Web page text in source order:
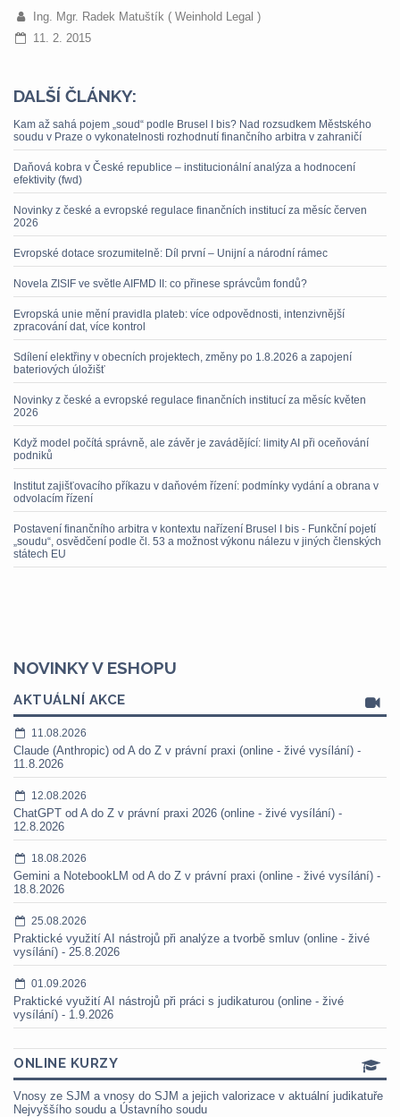
Ing. Mgr. Radek Matuštík ( Weinhold Legal )
11. 2. 2015
DALŠÍ ČLÁNKY:
Kam až sahá pojem „soud“ podle Brusel I bis? Nad rozsudkem Městského
soudu v Praze o vykonatelnosti rozhodnutí finančního arbitra v zahraničí
Daňová kobra v České republice – institucionální analýza a hodnocení
efektivity (fwd)
Novinky z české a evropské regulace finančních institucí za měsíc červen
2026
Evropské dotace srozumitelně: Díl první – Unijní a národní rámec
Novela ZISIF ve světle AIFMD II: co přinese správcům fondů?
Evropská unie mění pravidla plateb: více odpovědnosti, intenzivnější
zpracování dat, více kontrol
Sdílení elektřiny v obecních projektech, změny po 1.8.2026 a zapojení
bateriových úložišť
Novinky z české a evropské regulace finančních institucí za měsíc květen
2026
Když model počítá správně, ale závěr je zavádějící: limity AI při oceňování
podniků
Institut zajišťovacího příkazu v daňovém řízení: podmínky vydání a obrana v
odvolacím řízení
Postavení finančního arbitra v kontextu nařízení Brusel I bis - Funkční pojetí
„soudu“, osvědčení podle čl. 53 a možnost výkonu nálezu v jiných členských
státech EU
NOVINKY V ESHOPU
AKTUÁLNÍ AKCE
11.08.2026
Claude (Anthropic) od A do Z v právní praxi (online - živé vysílání) -
11.8.2026
12.08.2026
ChatGPT od A do Z v právní praxi 2026 (online - živé vysílání) -
12.8.2026
18.08.2026
Gemini a NotebookLM od A do Z v právní praxi (online - živé vysílání) -
18.8.2026
25.08.2026
Praktické využití AI nástrojů při analýze a tvorbě smluv (online - živé
vysílání) - 25.8.2026
01.09.2026
Praktické využití AI nástrojů při práci s judikaturou (online - živé
vysílání) - 1.9.2026
ONLINE KURZY
Vnosy ze SJM a vnosy do SJM a jejich valorizace v aktuální judikatuře
Nejvyššího soudu a Ústavního soudu